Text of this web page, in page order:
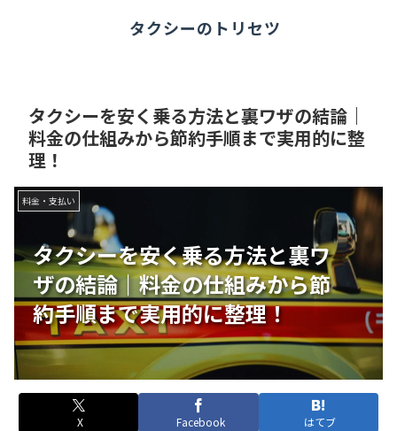
タクシーのトリセツ
タクシーを安く乗る方法と裏ワザの結論｜
料金の仕組みから節約手順まで実用的に整
理！
タクシーを安く乗る方法と裏ワ
ザの結論｜料金の仕組みから節
約手順まで実用的に整理！
料金・支払い
X Facebook はてブ